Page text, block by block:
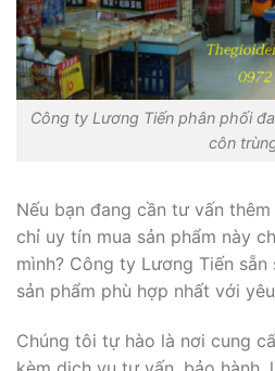
Công ty Lương Tiến phân phối
côn
Nếu bạn đang cần tư vấn
chỉ uy tín mua sản phẩm này
mình? Công ty Lương Tiến
sản phẩm phù hợp nhất với
Chúng tôi tự hào là nơi cung